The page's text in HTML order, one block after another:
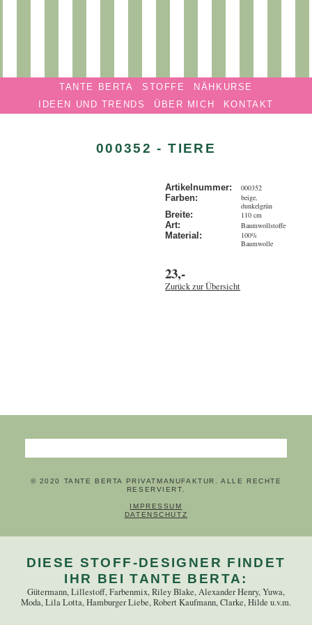
BERTA
Privatmanufaktur
Navigation überspringenTANTE BERTA STOFFE
NÄHKURSE
IDEEN UND TRENDS
ÜBER MICH KONTAKT
000352 - TIERE
Artikelnummer:
000352
Farben:
beige,
dunkelgrün
Breite:
110 cm
Art:
Baumwollstoffe
Material:
100%
Baumwolle
23,-
Zurück zur Übersicht
Suchbegriffe
© 2020 TANTE BERTA PRIVATMANUFAKTUR. ALLE RECHTE
RESERVIERT.
NAVIGATION ÜBERSPRINGEN
IMPRESSUM
DATENSCHUTZ
DIESE STOFF-DESIGNER FINDET
IHR BEI TANTE BERTA:
Gütermann, Lillestoff, Farbenmix, Riley Blake, Alexander Henry, Yuwa,
Moda, Lila Lotta, Hamburger Liebe, Robert Kaufmann, Clarke, Hilde u.v.m.